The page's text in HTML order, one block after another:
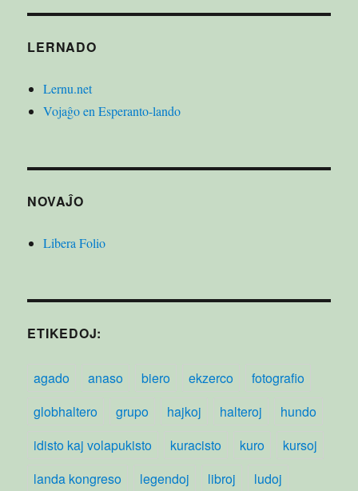
LERNADO
Lernu.net
Vojaĝo en Esperanto-lando
NOVAĴO
Libera Folio
ETIKEDOJ:
agado anaso biero ekzerco
fotografio
globhaltero
grupo hajkoj halteroj
hundo
idisto kaj volapukisto
kuracisto kuro
kursoj
landa kongreso
legendoj libroj
ludoj